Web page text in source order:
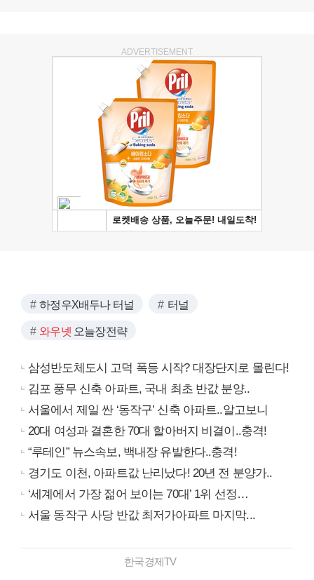
ADVERTISEMENT
하정우X배두나 터널 터널
와우넷 오늘장전략
삼성반도체도시 고덕 폭등 시작? 대장단지로 몰린다!
김포 풍무 신축 아파트, 국내 최초 반값 분양..
서울에서 제일 싼 ‘동작구’ 신축 아파트..알고보니
20대 여성과 결혼한 70대 할아버지 비결이..충격!
“루테인” 뉴스속보, 백내장 유발한다..충격!
경기도 이천, 아파트값 난리났다! 20년 전 분양가..
‘세계에서 가장 젊어 보이는 70대’ 1위 선정…
서울 동작구 사당 반값 최저가아파트 마지막...
한국경제TV